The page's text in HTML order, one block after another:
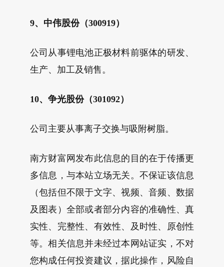
9、中伟股份（300919）
公司从事锂电池正极材料前驱体的研发、
生产、加工及销售。
10、争光股份（301092）
公司主要从事离子交换与吸附树脂。
南方财富网发布此信息的目的在于传播更
多信息，与本站立场无关。不保证该信息
（包括但不限于文字、视频、音频、数据
及图表）全部或者部分内容的准确性、真
实性、完整性、有效性、及时性、原创性
等。相关信息并未经过本网站证实，不对
您构成任何投资建议，据此操作，风险自